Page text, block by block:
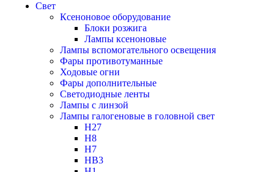
Свет
Ксеноновое оборудование
Блоки розжига
Лампы ксеноновые
Лампы вспомогательного освещения
Фары противотуманные
Ходовые огни
Фары дополнительные
Светодиодные ленты
Лампы с линзой
Лампы галогеновые в головной свет
H27
H8
H7
HB3